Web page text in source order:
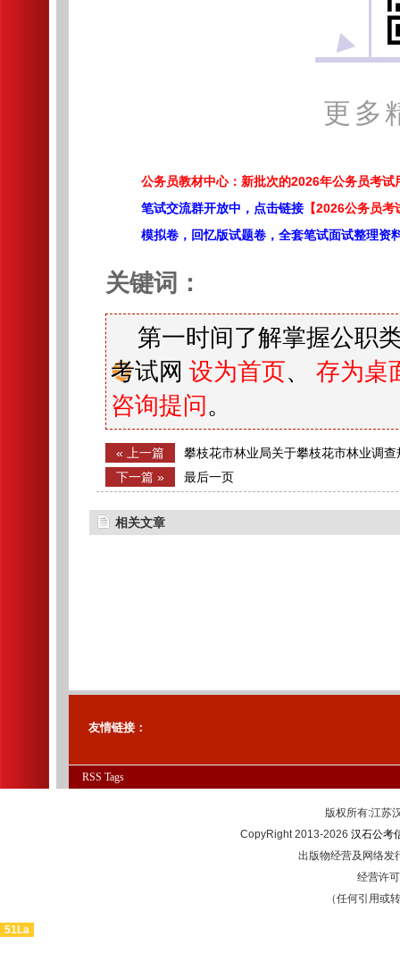
更多
公务员教材中心：新批次的2026年公务员考试
笔试交流群开放中，点击链接 【2026公务员
模拟卷，回忆版试题卷，全套笔试面试整理资
关键词：
第一时间了解掌握公职
考试网 设为首页、 存为桌
咨询提问 。
« 上一篇 攀枝花市林业局关于攀枝花市林业调
笔试成绩及排名、面试有关事宜公告
下一篇 » 最后一页
相关文章
友情链接：
RSS Tags
版权所有:江
CopyRight 2013-2026 汉石公考
出版物经营及网络发
经营许
（任何引用或
51La